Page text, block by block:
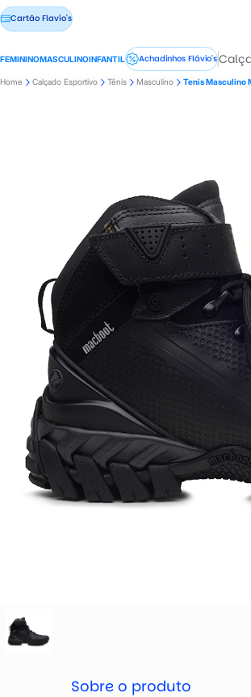
Cartão Flavio's
FEMININOMASCULINOINFANTIL Achadinhos Flávio's
Home Calçado Esportivo Tênis Masculino Tenis Masculino
Sobre o produto